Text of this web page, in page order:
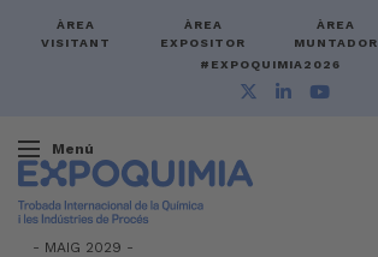
ÀREA
VISITANT
ÀREA
EXPOSITOR
ÀREA
MUNTADOR
#EXPOQUIMIA2026
Menú
- MAIG 2029 -